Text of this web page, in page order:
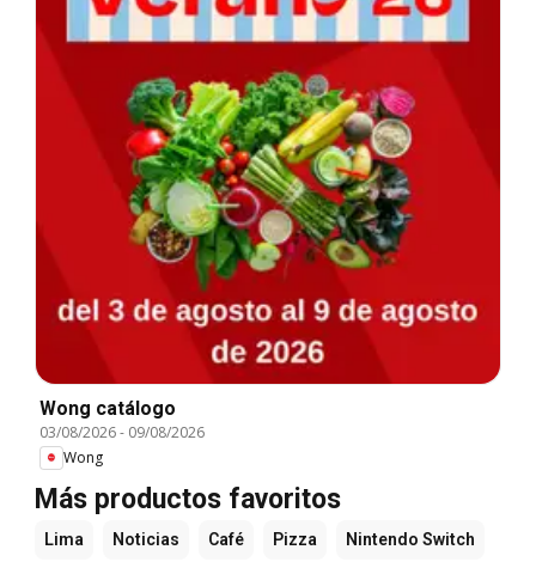
Wong catálogo
03/08/2026- 09/08/2026
Wong
Más productos favoritos
Lima Noticias Café Pizza Nintendo Switch